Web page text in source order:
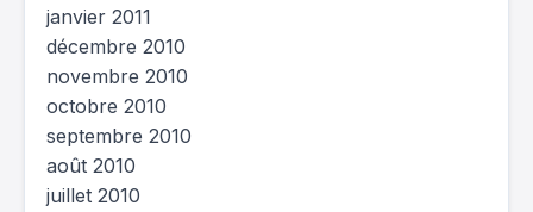
janvier 2011
décembre 2010
novembre 2010
octobre 2010
septembre 2010
août 2010
juillet 2010